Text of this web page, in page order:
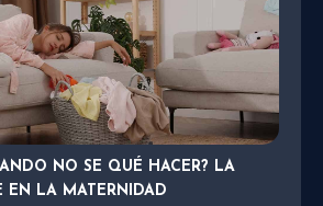
NO SE QUÉ HACER? LA
EN LA MATERNIDAD